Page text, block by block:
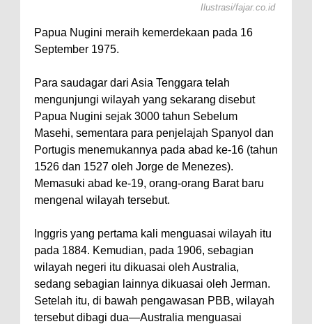
Ilustrasi/fajar.co.id
Papua Nugini meraih kemerdekaan pada 16
September 1975.
Para saudagar dari Asia Tenggara telah
mengunjungi wilayah yang sekarang disebut
Papua Nugini sejak 3000 tahun Sebelum
Masehi, sementara para penjelajah Spanyol dan
Portugis menemukannya pada abad ke-16 (tahun
1526 dan 1527 oleh Jorge de Menezes).
Memasuki abad ke-19, orang-orang Barat baru
mengenal wilayah tersebut.
Inggris yang pertama kali menguasai wilayah itu
pada 1884. Kemudian, pada 1906, sebagian
wilayah negeri itu dikuasai oleh Australia,
sedang sebagian lainnya dikuasai oleh Jerman.
Setelah itu, di bawah pengawasan PBB, wilayah
tersebut dibagi dua—Australia menguasai